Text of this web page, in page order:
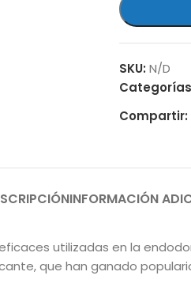
SKU: N/D
Compartir:
INFORMACIÓN
utilizadas en la
que han ganado